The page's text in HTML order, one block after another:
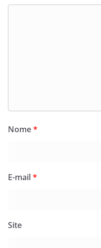
Nome*
E-mail*
Site